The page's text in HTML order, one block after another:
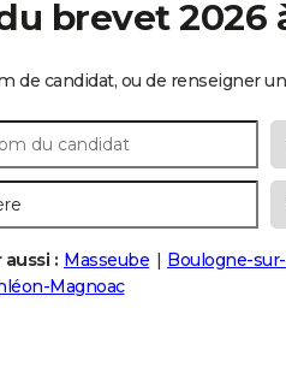
brevet 2026
de candidat, ou de renseigner
aussi : Masseube Boulogne-
Magnoac